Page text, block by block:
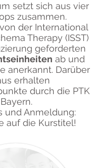
setzt sich aus vier
zusammen.
der International
Therapy (ISST)
geforderten
ab und
anerkannt. Darüber
erhalten
durch die PTK
Bayern.
und Anmeldung:
auf die Kurstitel!